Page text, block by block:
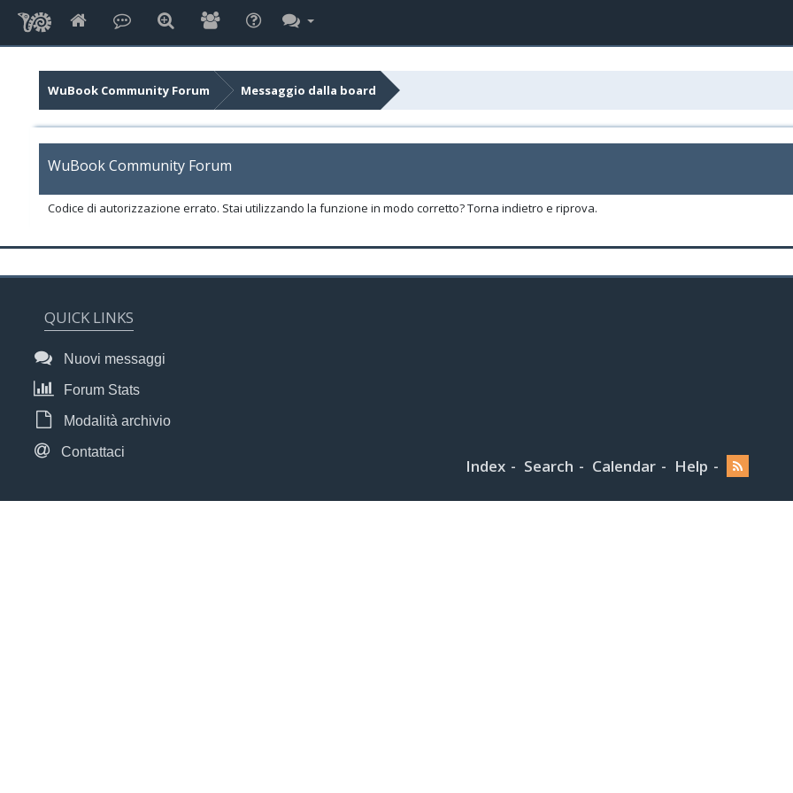
WuBook Community Forum Messaggio dalla board
WuBook Community Forum
Codice di autorizzazione errato. Stai utilizzando la funzione in modo corretto? Torna indietro e riprova.
QUICK LINKS
Nuovi messaggi
Forum Stats
Modalità archivio
Contattaci
Index Search Calendar Help